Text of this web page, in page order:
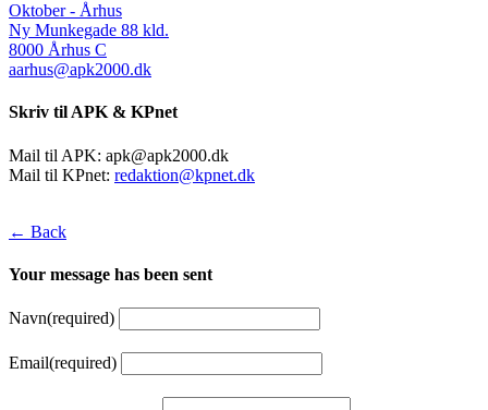
Oktober - Århus
Ny Munkegade 88 kld.
8000 Århus C
aarhus@apk2000.dk
Skriv til APK & KPnet
Mail til APK: apk@apk2000.dk
Mail til KPnet: redaktion@kpnet.dk
← Back
Your message has been sent
Navn(required)
Email(required)